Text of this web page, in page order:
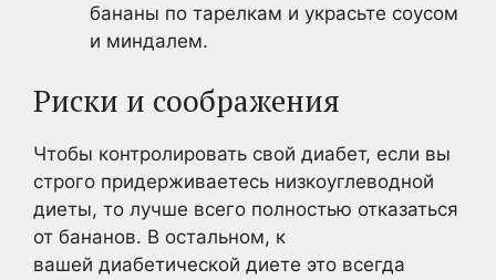
бананы по тарелкам и украсьте соусом
и миндалем.
Риски и соображения
Чтобы контролировать свой диабет, если вы
строго придерживаетесь низкоуглеводной
диеты, то лучше всего полностью отказаться
от бананов. В остальном, к
вашей диабетической диете это всегда